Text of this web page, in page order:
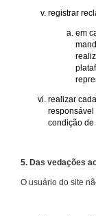
registrar
em
realizar
responsável
condição
5. Das vedações
O usuário do site